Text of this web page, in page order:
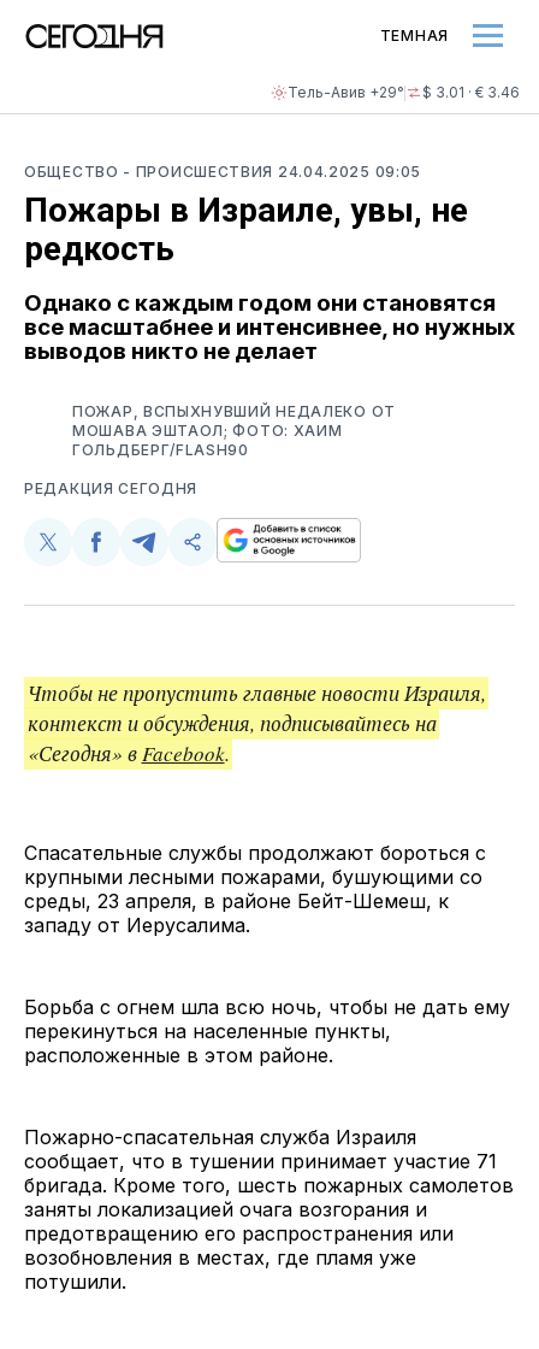
Тель-Авив +29° $ 3.01 · € 3.46
ТЕМНАЯ
ОБЩЕСТВО - ПРОИСШЕСТВИЯ 24.04.2025 09:05
Пожары в Израиле, увы, не
редкость
Однако с каждым годом они становятся
все масштабнее и интенсивнее, но нужных
выводов никто не делает
ПОЖАР, ВСПЫХНУВШИЙ НЕДАЛЕКО ОТ
МОШАВА ЭШТАОЛ; ФОТО: ХАИМ
ГОЛЬДБЕРГ/FLASH90
РЕДАКЦИЯ СЕГОДНЯ
Поделиться
Twitter
Поделиться
Facebook
Поделиться
Telegram
Скопируйте
поделитесь
Чтобы не пропустить главные новости Израиля,
контекст и обсуждения, подписывайтесь на
«Сегодня» вFacebook.
Спасательные службы продолжают бороться с
крупными лесными пожарами, бушующими со
среды, 23 апреля, в районе Бейт-Шемеш, к
западу от Иерусалима.
Борьба с огнем шла всю ночь, чтобы не дать ему
перекинуться на населенные пункты,
расположенные в этом районе.
Пожарно-спасательная служба Израиля
сообщает, что в тушении принимает участие 71
бригада. Кроме того, шесть пожарных самолетов
заняты локализацией очага возгорания и
предотвращению его распространения или
возобновления в местах, где пламя уже
потушили.